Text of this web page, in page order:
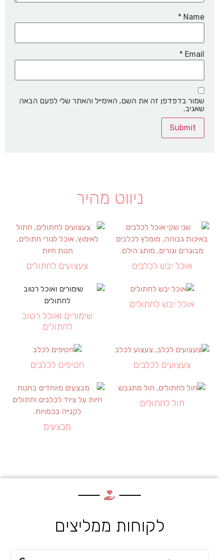
Name
*
Email
*
שמור בדפדפן זה את השם, האימייל והאתר שלי לפעם הבאה
שאגיב.
ניווט מהיר
אוכל יבש לכלבים צעצועים לחתולים
אוכל יבש לחתולים
שימורים ואוכל רטוב
לחתולים
צעצועים לכלבים חטיפים לכלבים
חול לחתולים
מבצעים
לקוחות ממליצים